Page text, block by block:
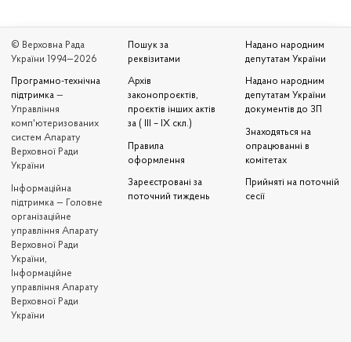
© Верховна Рада
України 1994—2026
Програмно-технічна
підтримка —
Управління
комп'ютеризованих
систем Апарату
Верховної Ради
України
Iнформаційна
підтримка — Головне
організаційне
управління Апарату
Верховної Ради
України,
Інформаційне
управління Апарату
Верховної Ради
України
Пошук за
реквізитами
Архів
законопроєктів,
проєктів інших актів
за ( III – IX скл.)
Правила
оформлення
Зареєстровані за
поточний тиждень
Надано народним
депутатам України
Надано народним
депутатам України
документів до ЗП
Знаходяться на
опрацюванні в
комітетах
Прийняті на поточній
сесії